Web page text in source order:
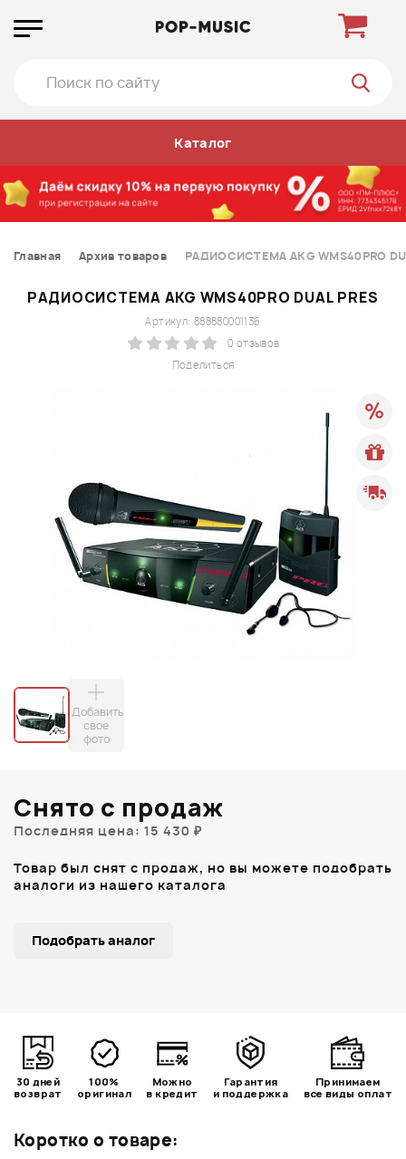
Каталог
Главная Архив товаров РАДИОСИСТЕМА AKG WMS40PRO
РАДИОСИСТЕМА AKG WMS40PRO DUAL PRES
Поделиться
Артикул: 888880001136
0 отзывов
Добавить
свое
фото
Коротко о товаре:
Снято с продаж
Последняя цена: 15 430 ₽
Товар был снят с продаж, но вы можете подобрать
аналоги из нашего каталога
Подобрать аналог
30 дней
возврат
100%
оригинал
Можно
в кредит
Гарантия
и поддержка
Принимаем
все виды оплат